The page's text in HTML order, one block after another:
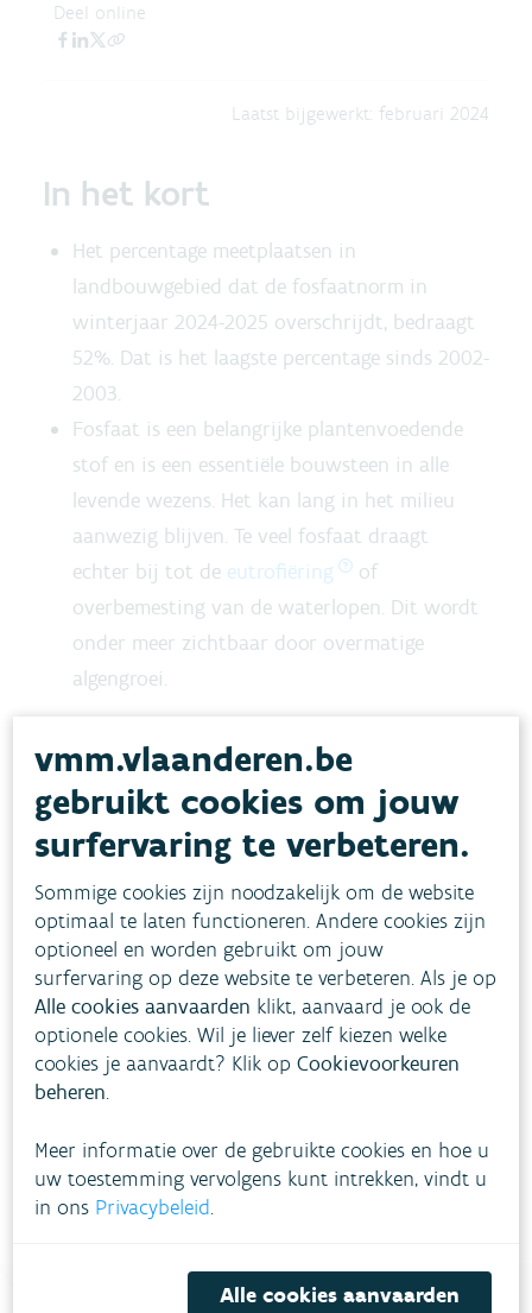
Deel online
Laatst bijgewerkt: februari 2024
In het kort
Het percentage meetplaatsen in
landbouwgebied dat de fosfaatnorm in
winterjaar 2024-2025 overschrijdt, bedraagt
52%. Dat is het laagste percentage sinds 2002-
2003.
Fosfaat is een belangrijke plantenvoedende
stof en is een essentiële bouwsteen in alle
levende wezens. Het kan lang in het milieu
aanwezig blijven. Te veel fosfaat draagt
echter bij tot de eutrofiëring
of
overbemesting van de waterlopen. Dit wordt
onder meer zichtbaar door overmatige
algengroei.
Doelstellingen
Toestand
Evolutie
Hoe pakken we dit aan?
Meer informatie
vmm.vlaanderen.be
gebruikt cookies om jouw
surfervaring te verbeteren.
Sommige cookies zijn noodzakelijk om de website
optimaal te laten functioneren. Andere cookies zijn
optioneel en worden gebruikt om jouw
surfervaring op deze website te verbeteren. Als je op
Alle cookies aanvaarden klikt, aanvaard je ook de
optionele cookies. Wil je liever zelf kiezen welke
cookies je aanvaardt? Klik opCookievoorkeuren
beheren.
Meer informatie over de gebruikte cookies en hoe u
uw toestemming vervolgens kunt intrekken, vindt u
in ons Privacybeleid.
Alle cookies aanvaarden